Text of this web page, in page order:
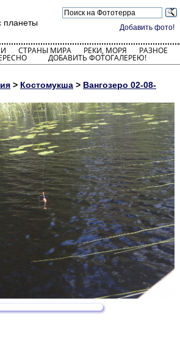
Добавить фото!
планеты
СТРАНЫ МИРА РЕКИ, МОРЯ РАЗНОЕ
ДОБАВИТЬ ФОТОГАЛЕРЕЮ!
> Костомукша > Вангозеро 02-08-